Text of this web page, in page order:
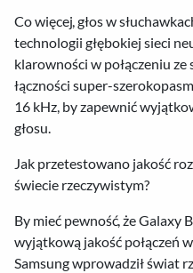
Co więcej, głos w
technologii głębokiej sieci
klarowności w połączeniu
łączności super-
16 kHz, by zapewnić
głosu.
Jak przetestowano jakość
świecie rzeczywistym?
By mieć pewność, że Galaxy
wyjątkową jakość połączeń
Samsung wprowadził świat